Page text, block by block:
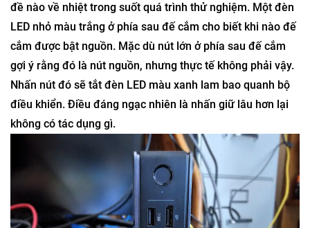
đề nào về nhiệt trong suốt quá trình thử nghiệm. Một đèn
LED nhỏ màu trắng ở phía sau đế cắm cho biết khi nào đế
cắm được bật nguồn. Mặc dù nút lớn ở phía sau đế cắm
gợi ý rằng đó là nút nguồn, nhưng thực tế không phải vậy.
Nhấn nút đó sẽ tắt đèn LED màu xanh lam bao quanh bộ
điều khiển. Điều đáng ngạc nhiên là nhấn giữ lâu hơn lại
không có tác dụng gì.